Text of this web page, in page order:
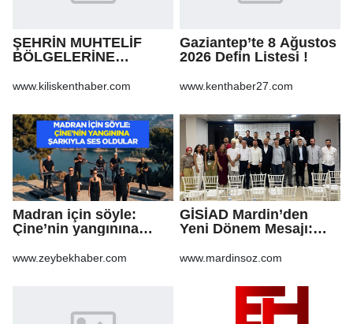
ŞEHRİN MUHTELİF
BÖLGELERİNE
VE BOZULAN
ONARILMASI YAPIM İŞİ
www.kiliskenthaber.com
Gaziantep’te 8 Ağustos
2026 Defin Listesi !
www.kenthaber27.com
Madran için söyle:
Çine’nin yangınına
www.zeybekhaber.com
GİSİAD Mardin’den
Yeni Dönem Mesajı:
Daha Çok Üretim
www.mardinsoz.com